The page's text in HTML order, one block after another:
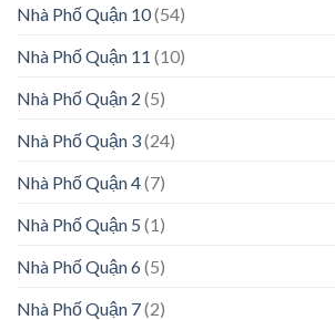
Nhà Phố Quận 10(54)
Nhà Phố Quận 11 (10)
Nhà Phố Quận 2 (5)
Nhà Phố Quận 3(24)
Nhà Phố Quận 4(7)
Nhà Phố Quận 5 (1)
Nhà Phố Quận 6(5)
Nhà Phố Quận 7(2)